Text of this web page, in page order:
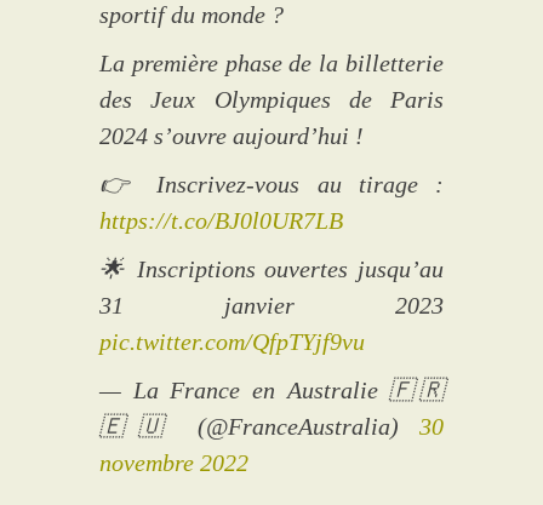
sportif du monde ?
La première phase de la billetterie
des Jeux Olympiques de Paris
2024 s’ouvre aujourd’hui !
👉 Inscrivez-vous au tirage :
https://t.co/BJ0l0UR7LB
🌟 Inscriptions ouvertes jusqu’au
31 janvier 2023
pic.twitter.com/QfpTYjf9vu
— La France en Australie 🇫🇷
🇪🇺 (@FranceAustralia) 30
novembre 2022